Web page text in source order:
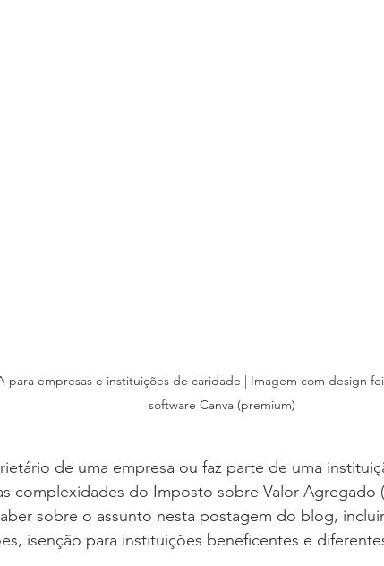
para empresas e instituições de caridade | Imagem com design
software Canva (premium)
de uma empresa ou faz parte de uma
complexidades do Imposto sobre Valor Agregado
sobre o assunto nesta postagem do blog,
isenção para instituições beneficentes e